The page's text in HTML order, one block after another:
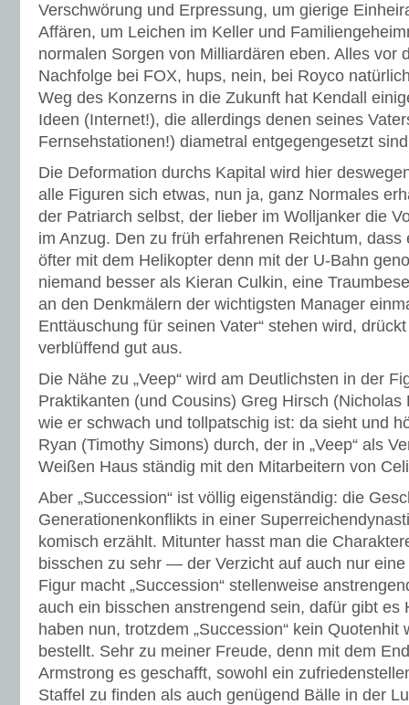
Verschwörung und Erpressung, um gierige
Affären, um Leichen im Keller und
normalen Sorgen von Milliardären eben. Alles vor
Nachfolge bei FOX, hups, nein, bei Royco
Weg des Konzerns in die Zukunft hat Kendall
Ideen (Internet!), die allerdings denen seines
Fernsehstationen!) diametral entgegengesetzt
Die Deformation durchs Kapital wird hier
alle Figuren sich etwas, nun ja, ganz Normales
der Patriarch selbst, der lieber im Wolljanker die
im Anzug. Den zu früh erfahrenen Reichtum, dass
öfter mit dem Helikopter denn mit der U-Bahn
niemand besser als Kieran Culkin, eine
an den Denkmälern der wichtigsten Manager
Enttäuschung für seinen Vater“ stehen wird,
verblüffend gut aus.
Die Nähe zu „Veep“ wird am Deutlichsten in der
Praktikanten (und Cousins) Greg Hirsch
wie er schwach und tollpatschig ist: da sieht und
Ryan (Timothy Simons) durch, der in „Veep“ als
Weißen Haus ständig mit den Mitarbeitern von
Aber „Succession“ ist völlig eigenständig: die
Generationenkonflikts in einer
komisch erzählt. Mitunter hasst man die
bisschen zu sehr — der Verzicht auf auch nur
Figur macht „Succession“ stellenweise
auch ein bisschen anstrengend sein, dafür gibt es
haben nun, trotzdem „Succession“ kein Quotenhit
bestellt. Sehr zu meiner Freude, denn mit dem
Armstrong es geschafft, sowohl ein
Staffel zu finden als auch genügend Bälle in der